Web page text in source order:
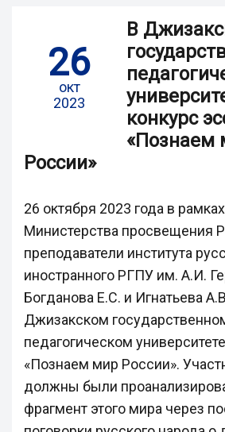
26
окт
2023
В
конкурс
«Познаем
России»
26 октября 2023 года в
Министерства просвещения
преподаватели института
иностранного РГПУ им. А.И.
Богданова Е.С. и Игнатьева
Джизакском
педагогическом
«Познаем мир России».
должны были
фрагмент этого мира через